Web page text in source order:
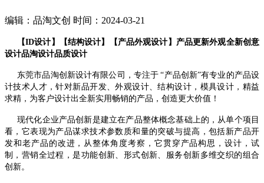
编辑：品淘文创 时间：2024-03-21
【ID设计】【结构设计】【产品外观设计】产品更新外观全新创意
设计品淘设计品质设计
东莞市品淘创新设计有限公司，专注于 “产品创新”有专业的产品设
计技术人才，针对新品开发、外观设计、结构设计，模具设计，精益
求精，为客户设计出全新实用畅销的产品，创造更大价值！
现代化企业产品创新是建立在产品整体概念基础上的，从单个项目
看，它表现为产品谋求技术参数质和量的突破与提高，包括新产品开
发和老产品的改进，从整体角度考察，它贯穿产品构思，设计，试
制，营销全过程，是功能创新、形式创新、服务创新多维交织的组合
创新。